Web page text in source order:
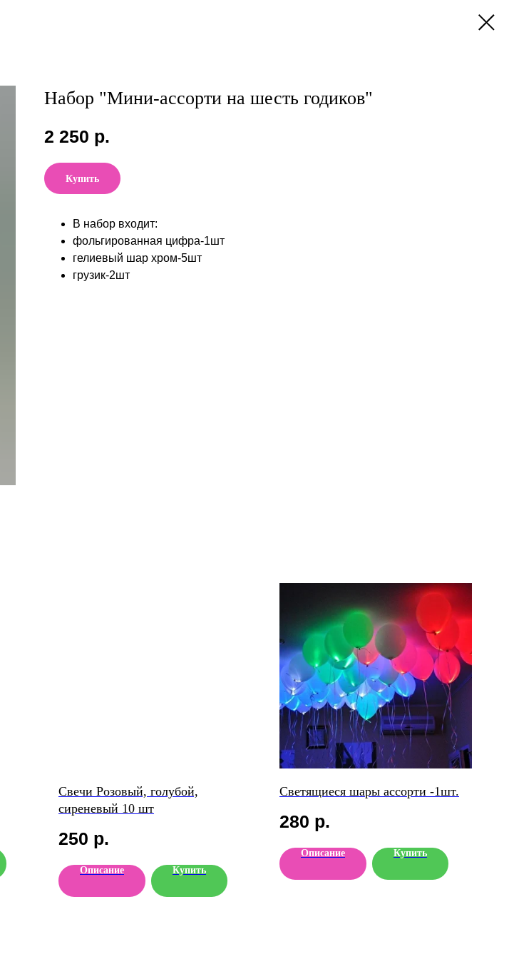
Набор "Мини-ассорти на шесть годиков"
2 250 р.
Купить
В набор входит:
фольгированная цифра-1шт
гелиевый шар хром-5шт
грузик-2шт
Свечи Розовый, голубой,
сиреневый 10 шт
250 р.
Описание Купить
Светящиеся шары ассорти -1шт.
280 р.
Описание Купить